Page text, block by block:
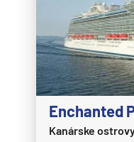
Enchanted
Kanárske